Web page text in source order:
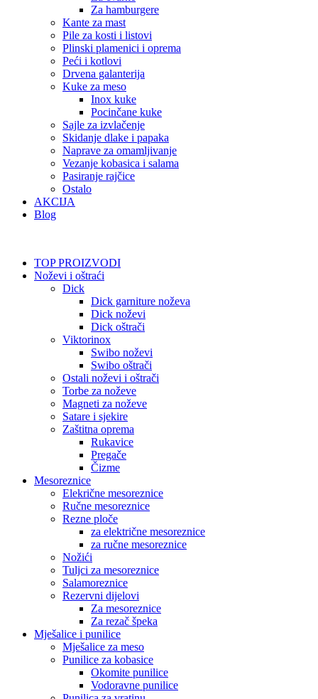
Za hamburgere
Kante za mast
Pile za kosti i listovi
Plinski plamenici i oprema
Peći i kotlovi
Drvena galanterija
Kuke za meso
Inox kuke
Pocinčane kuke
Sajle za izvlačenje
Skidanje dlake i papaka
Naprave za omamljivanje
Vezanje kobasica i salama
Pasiranje rajčice
Ostalo
AKCIJA
Blog
TOP PROIZVODI
Noževi i oštraći
Dick
Dick garniture noževa
Dick noževi
Dick oštrači
Viktorinox
Swibo noževi
Swibo oštrači
Ostali noževi i oštrači
Torbe za noževe
Magneti za noževe
Satare i sjekire
Zaštitna oprema
Rukavice
Pregače
Čizme
Mesoreznice
Elekrične mesoreznice
Ručne mesoreznice
Rezne ploče
za električne mesoreznice
za ručne mesoreznice
Nožići
Tuljci za mesoreznice
Salamoreznice
Rezervni dijelovi
Za mesoreznice
Za rezač špeka
Mješalice i punilice
Mješalice za meso
Punilice za kobasice
Okomite punilice
Vodoravne punilice